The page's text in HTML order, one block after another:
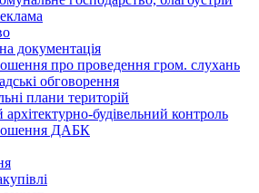
документація
про проведення гром. слухань
обговорення
плани територій
будівельний контроль
ДАБК